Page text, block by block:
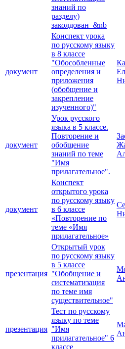
знаний по
разделу)
заколдован &nb
документ
Конспект урока
по русскому языку
в 8 классе
"Обособленные
определения и
приложения
(обобщение и
закрепление
изученного)"
документ
Урок русского
языка в 5 классе.
Повторение и
обобщение
знаний по теме
"Имя
прилагательное".
документ
Конспект
открытого урока
по русскому языку
в 6 классе
«Повторение по
теме «Имя
прилагательное»
презентация
Открытый урок
по русскому языку
в 5 классе
"Обобщение и
систематизация
по теме имя
существительное"
презентация
Тест по русскому
языку по теме
"Имя
прилагательное" 6
классе